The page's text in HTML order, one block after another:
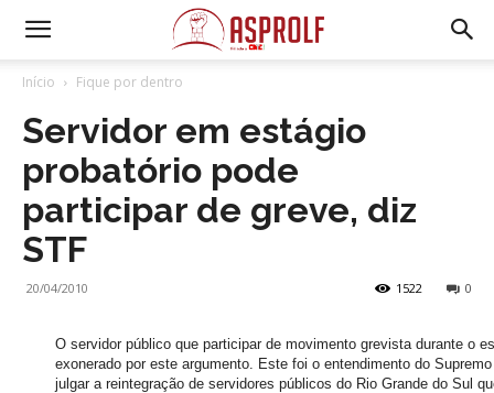
Início Fique por dentro
Servidor em estágio
probatório pode
participar de greve, diz
STF
20/04/2010 0
1522
O servidor público que participar de movimento grevista durante o
exonerado por este argumento. Este foi o entendimento do
julgar a reintegração de servidores públicos do Rio Grande do Sul